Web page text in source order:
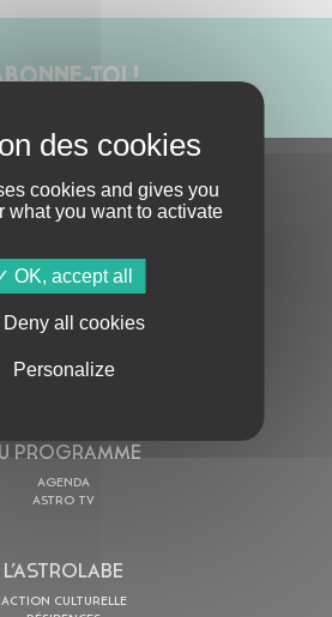
TOI !
À LA NEWSLETTER
case, j’accepte la Politique de confidentialité
PROGRAMME
AGENDA
ASTRO TV
L’ASTROLABE
ACTION CULTURELLE
cookies and gives you
what you want to activate
OK, accept all
Deny all cookies
Personalize